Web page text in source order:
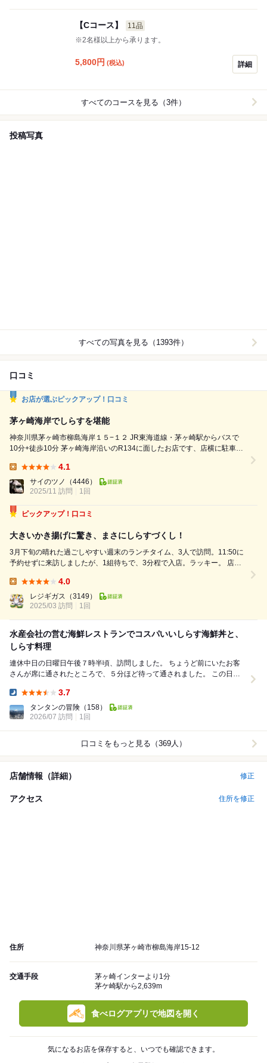
【Cコース】
11品
※2名様以上から承ります。
5,800円 (税込) 詳細
すべてのコースを見る（3件）
投稿写真
すべての写真を見る（1393件）
口コミ
お店が選ぶピックアップ！口コミ
茅ヶ崎海岸でしらすを堪能
神奈川県茅ヶ崎市柳島海岸１５−１２ JR東海道線・茅ヶ崎駅からバスで
10分+徒歩10分 茅ヶ崎海岸沿いのR134に面したお店です、店横に駐車場
大好物の生しらすを食べに訪問 海の状況では入荷無しとなることも多々
ですが本日は無事にありつけます 平日の11:30頃入店、落ち着いた店内に
先客4組 注文は妻が【朝採...
4.1
サイのツノ
（4446）
2025/11 訪問
1回
ピックアップ！口コミ
大きいかき揚げに驚き、まさにしらすづくし！
3月下旬の晴れた過ごしやすい週末のランチタイム、3人で訪問。11:50に
予約せずに来訪しましたが、1組待ちで、3分程で入店。ラッキー。 店内
漁のため、生しらす料理はないとのことですが、事前に決めていた通り、
しらすづくし御膳を注文。ミ...
4.0
レジギガス （3149）
2025/03 訪問
1回
水産会社の営む海鮮レストランでコスパいいしらす海鮮丼と、
しらす料理
連休中日の日曜日午後７時半頃、訪問しました。 ちょうど前にいたお客
さんが席に通されたところで、５分ほど待って通されました。 この日は
3.7
タンタンの冒険 （158）
2026/07 訪問
1回
口コミをもっと見る（369人）
店舗情報（詳細） 修正
アクセス 住所を修正
住所 神奈川県茅ヶ崎市柳島海岸15-12
交通手段
茅ヶ崎インターより1分
茅ケ崎駅から2,639m
食べログアプリで地図を開く
気になるお店を保存すると、いつでも確認できます。